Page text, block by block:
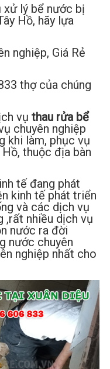
xử lý bể nước bị
Hồ, hãy lựa
nghiệp, Giá Rẻ
thợ của chúng
vụ thau rửa bể
chuyên nghiệp
khi làm, phục vụ
thuộc địa bàn
tế đang phát
kinh tế phát triển
và các dịch vụ
,rất nhiều dịch vụ
nước ra đời
nước chuyên
nghiệp nhất cho